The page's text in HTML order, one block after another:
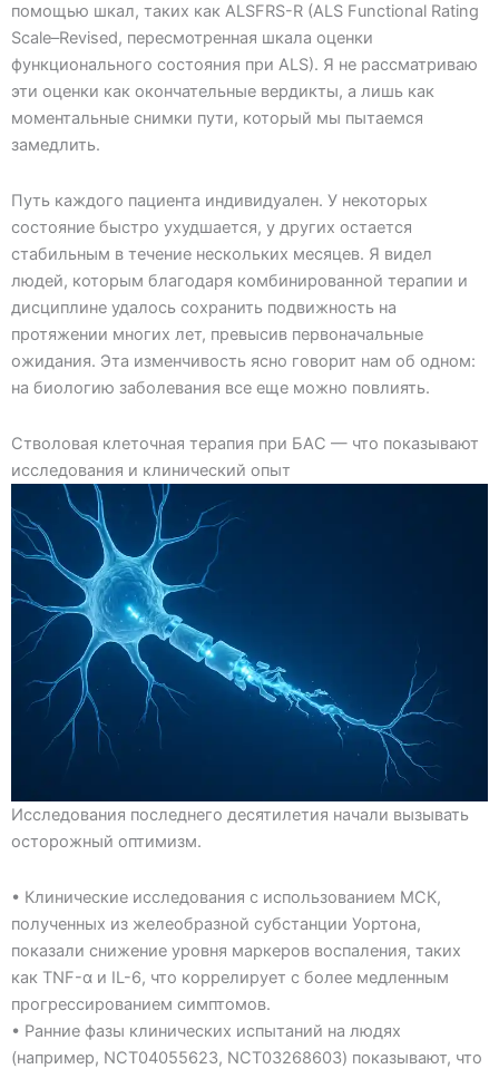
помощью шкал, таких как ALSFRS-R (ALS Functional Rating
Scale–Revised, пересмотренная шкала оценки
функционального состояния при АLS). Я не рассматриваю
эти оценки как окончательные вердикты, а лишь как
моментальные снимки пути, который мы пытаемся
замедлить.
Путь каждого пациента индивидуален. У некоторых
состояние быстро ухудшается, у других остается
стабильным в течение нескольких месяцев. Я видел
людей, которым благодаря комбинированной терапии и
дисциплине удалось сохранить подвижность на
протяжении многих лет, превысив первоначальные
ожидания. Эта изменчивость ясно говорит нам об одном:
на биологию заболевания все еще можно повлиять.
Стволовая клеточная терапия при БАС — что показывают
исследования и клинический опыт
Исследования последнего десятилетия начали вызывать
осторожный оптимизм.
• Клинические исследования с использованием МСК,
полученных из желеобразной субстанции Уортона,
показали снижение уровня маркеров воспаления, таких
как TNF-α и IL-6, что коррелирует с более медленным
прогрессированием симптомов.
• Ранние фазы клинических испытаний на людях
(например, NCT04055623, NCT03268603) показывают, что